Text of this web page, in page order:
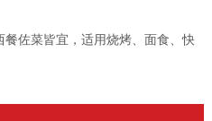
佐菜皆宜，适用烧烤、面食、快